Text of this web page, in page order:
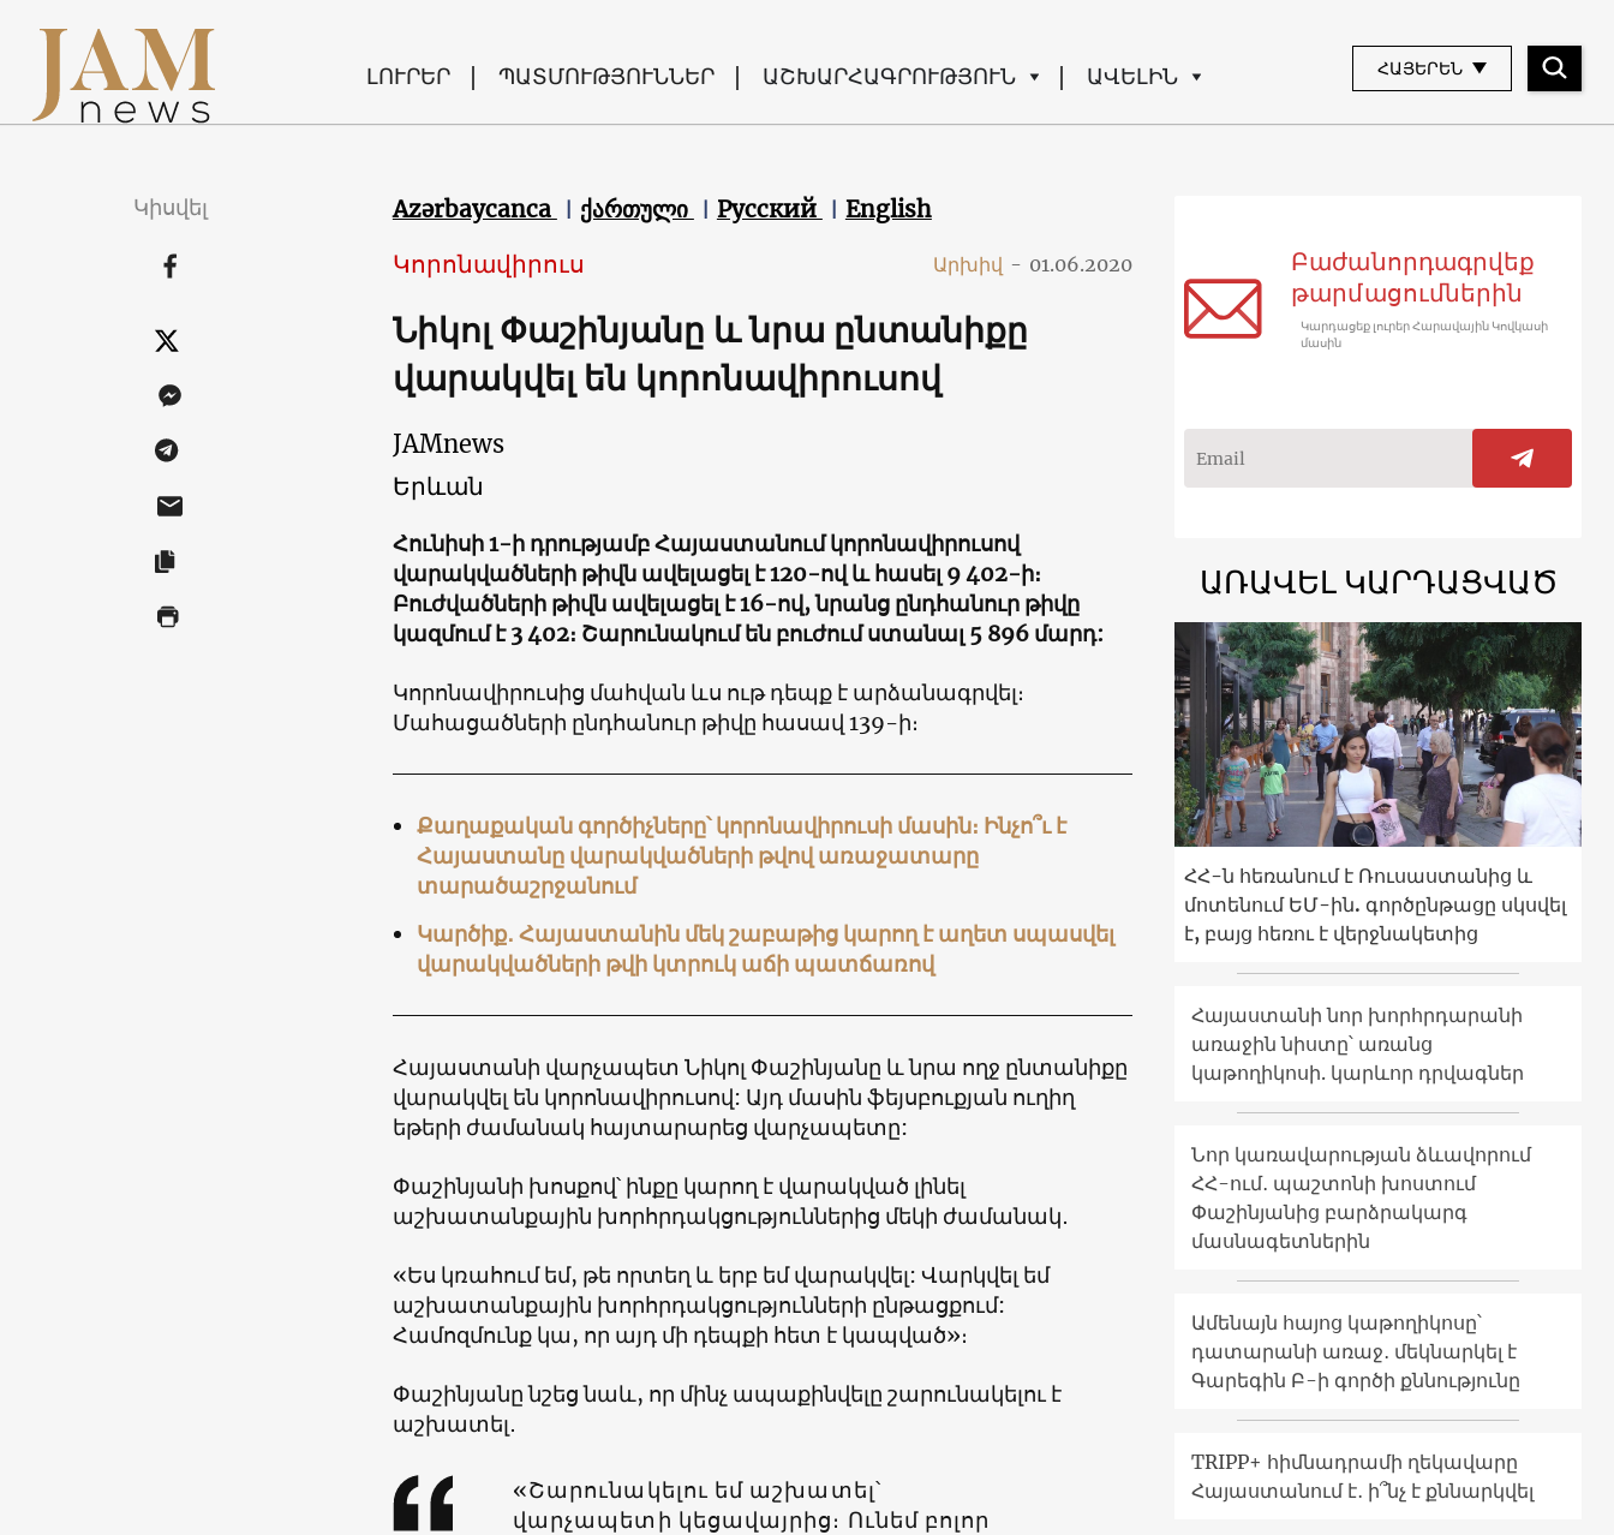
ԼՈՒՐԵՐ ՊԱՏՄՈՒԹՅՈՒՆՆԵՐ ԱՇԽԱՐՀԱԳՐՈՒԹՅՈՒՆ ԱՎԵԼԻՆ ՀԱՅԵՐԵՆ
Կիսվել Azərbaycanca ქართული Русский English
Կորոնավիրուս Արխիվ - 01.06.2020
Նիկոլ Փաշինյանը և նրա ընտանիքը
վարակվել են կորոնավիրուսով
JAMnews
Երևան
Հունիսի 1-ի դրությամբ Հայաստանում կորոնավիրուսով
վարակվածների թիվն ավելացել է 120-ով և հասել 9 402-ի։
Բուժվածների թիվն ավելացել է 16-ով, նրանց ընդհանուր թիվը
կազմում է 3 402։ Շարունակում են բուժում ստանալ 5 896 մարդ:
Կորոնավիրուսից մահվան ևս ութ դեպք է արձանագրվել։
Մահացածների ընդհանուր թիվը հասավ 139-ի։
Քաղաքական գործիչները՝ կորոնավիրուսի մասին։ Ինչո՞ւ է
Հայաստանը վարակվածների թվով առաջատարը
տարածաշրջանում
Կարծիք․ Հայաստանին մեկ շաբաթից կարող է աղետ սպասվել
վարակվածների թվի կտրուկ աճի պատճառով
Հայաստանի վարչապետ Նիկոլ Փաշինյանը և նրա ողջ ընտանիքը
վարակվել են կորոնավիրուսով: Այդ մասին ֆեյսբուքյան ուղիղ
եթերի ժամանակ հայտարարեց վարչապետը:
Փաշինյանի խոսքով՝ ինքը կարող է վարակված լինել
աշխատանքային խորհրդակցություններից մեկի ժամանակ․
«Ես կռահում եմ, թե որտեղ և երբ եմ վարակվել: Վարկվել եմ
աշխատանքային խորհրդակցությունների ընթացքում:
Համոզմունք կա, որ այդ մի դեպքի հետ է կապված»։
Փաշինյանը նշեց նաև, որ մինչ ապաքինվելը շարունակելու է
աշխատել․
«Շարունակելու եմ աշխատել՝
վարչապետի կեցավայրից։ Ունեմ բոլոր
Բաժանորդագրվեք
թարմացումներին
Կարդացեք լուրեր Հարավային Կովկասի
մասին
ԱՌԱՎԵԼ ԿԱՐԴԱՑՎԱԾ
ՀՀ-ն հեռանում է Ռուսաստանից և
մոտենում ԵՄ-ին. գործընթացը սկսվել
է, բայց հեռու է վերջնակետից
Հայաստանի նոր խորհրդարանի
առաջին նիստը՝ առանց
կաթողիկոսի. կարևոր դրվագներ
Նոր կառավարության ձևավորում
ՀՀ-ում․ պաշտոնի խոստում
Փաշինյանից բարձրակարգ
մասնագետներին
Ամենայն հայոց կաթողիկոսը՝
դատարանի առաջ․ մեկնարկել է
Գարեգին Բ-ի գործի քննությունը
TRIPP+ հիմնադրամի ղեկավարը
Հայաստանում է․ ի՞նչ է քննարկվել